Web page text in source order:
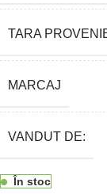
TARA
MARCAJ
VANDUT DE:
În stoc